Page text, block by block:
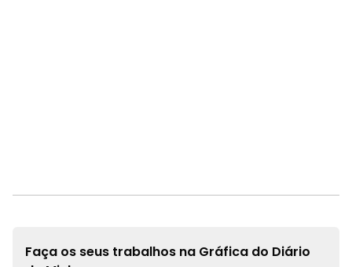
Faça os seus trabalhos na Gráfica do Diário